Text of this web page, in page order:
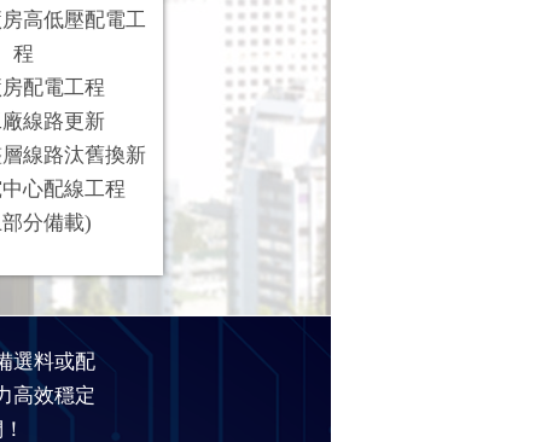
高低壓配電工
程
配電工程
線路更新
線路汰舊換新
心配線工程
分備載)
選料或配
高效穩定